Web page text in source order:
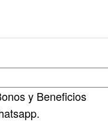
y Beneficios